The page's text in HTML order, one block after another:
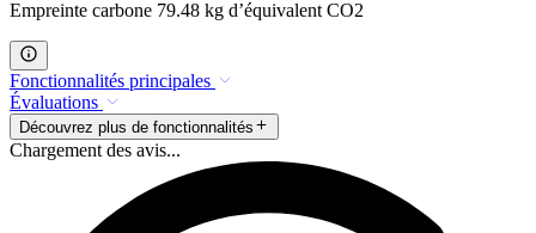
Empreinte carbone 79.48 kg d’équivalent CO2
Fonctionnalités principales
Évaluations
Découvrez plus de fonctionnalités
Chargement des avis...